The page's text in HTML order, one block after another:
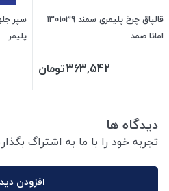
قالپاق چرخ پلیمری سمند 1301039
اماتا صمد
363,542تومان
پلیمر
دیدگاه ها
تجربه خود را با ما به اشتراگ
افزودن